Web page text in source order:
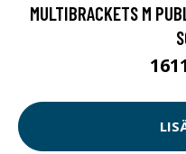
MULTIBRACKETS M